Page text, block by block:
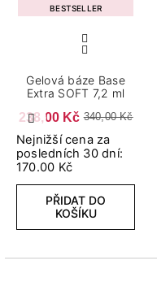
Předchozí
BESTSELLER
Gelová báze Base
Extra SOFT 7,2 ml
238,00 Kč 340,00 Kč
Nejnižší cena za
posledních 30 dní:
170.00 Kč
PŘIDAT DO
KOŠÍKU